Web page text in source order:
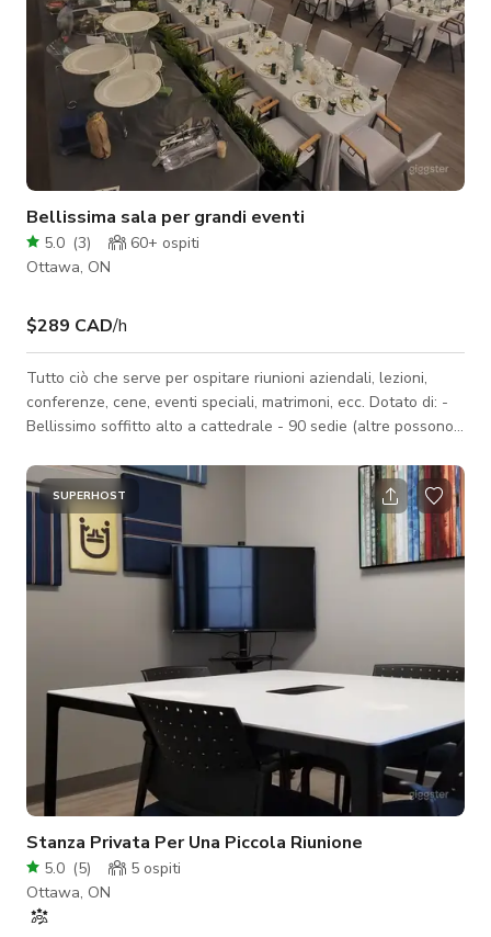
Bellissima sala per grandi eventi
5.0 (3) 60+ ospiti
Ottawa, ON
$289 CAD/h
Tutto ciò che serve per ospitare riunioni aziendali, lezioni,
conferenze, cene, eventi speciali, matrimoni, ecc. Dotato di: -
Bellissimo soffitto alto a cattedrale - 90 sedie (altre possono
parete del palco - Podio per MC - Altoparlanti e microfono con
cavo - Accesso assistito con ascensore (al palco e parte della
sala) - Accesso al patio - Connessione Internet (alta velocità)
- Smart TV (su richiesta) - Lavagna (su richiesta) - Luce n
SUPERHOST
Stanza Privata Per Una Piccola Riunione
5.0 (5) 5 ospiti
Ottawa, ON